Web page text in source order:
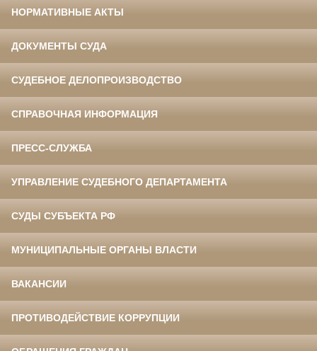
НОРМАТИВНЫЕ АКТЫ
ДОКУМЕНТЫ СУДА
СУДЕБНОЕ ДЕЛОПРОИЗВОДСТВО
СПРАВОЧНАЯ ИНФОРМАЦИЯ
ПРЕСС-СЛУЖБА
УПРАВЛЕНИЕ СУДЕБНОГО ДЕПАРТАМЕНТА
СУДЫ СУБЪЕКТА РФ
МУНИЦИПАЛЬНЫЕ ОРГАНЫ ВЛАСТИ
ВАКАНСИИ
ПРОТИВОДЕЙСТВИЕ КОРРУПЦИИ